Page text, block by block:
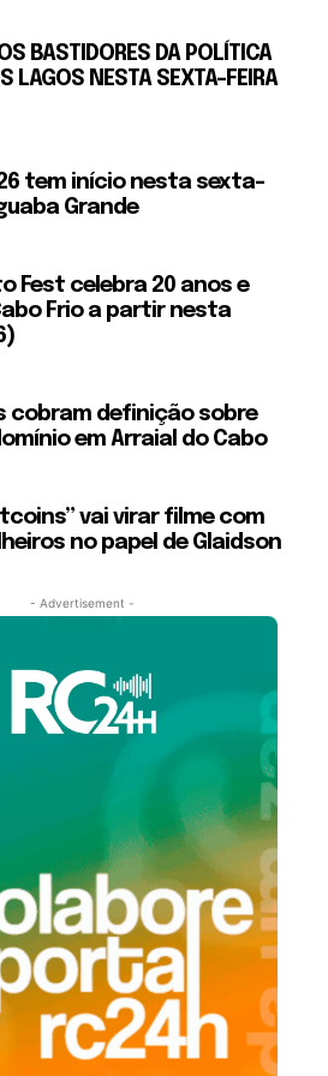
BASTIDORES DA POLÍTICA
LAGOS NESTA SEXTA-FEIRA
tem início nesta sexta-
Grande
Fest celebra 20 anos e
Frio a partir nesta
cobram definição sobre
em Arraial do Cabo
vai virar filme com
no papel de Glaidson
- Advertisement -